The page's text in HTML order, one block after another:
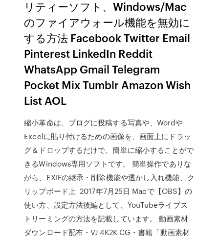
リティーソフト、Windows/Mac
のファイアウォール機能を無効に
する方法 Facebook Twitter Email
Pinterest LinkedIn Reddit
WhatsApp Gmail Telegram
Pocket Mix Tumblr Amazon Wish
List AOL
縮小革命は、ブログに投稿する写真や、Wordや
Excelに貼り付けるための画像を、画面上にドラッ
グ＆ドロップするだけで、簡単に縮小することがで
きるWindows専用ソフトです。 簡単操作でありな
がら、EXIFの継承・削除機能や透かし入れ機能、ク
リップボード上 2017年7月25日 Macで【OBS】の
使い方、設定方法後編として、YouTubeライブス
トリーミングの方法を記載しています。 動画素材
ダウンロード配布・VJ 4K2K CG・書籍「動画素材